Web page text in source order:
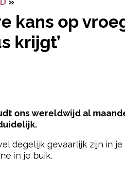
kans op
krijgt’
ons wereldwijd al
degelijk gevaarlijk zijn in
in je buik.